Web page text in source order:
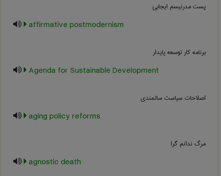
پست مدرنیسم ایجابی
affirmative postmodernism
برنامه کار توسعه پایدار
Agenda for Sustainable Development
اصلاحات سياست سالمندي
aging policy reforms
مرگ ندانم گرا
agnostic death